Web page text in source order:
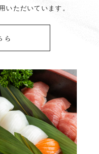
いただいています。
ら